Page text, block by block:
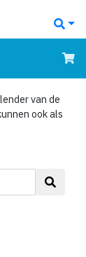
van de
ook als